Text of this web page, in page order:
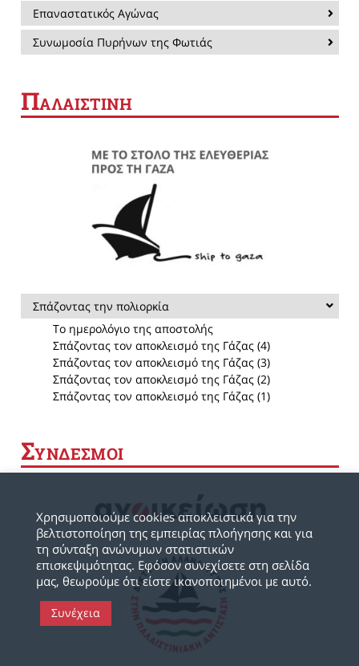
Επαναστατικός Αγώνας
Συνωμοσία Πυρήνων της Φωτιάς
ΠΑΛΑΙΣΤΙΝΗ
Σπάζοντας την πολιορκία
Το ημερολόγιο της αποστολής
Σπάζοντας τον αποκλεισμό της Γάζας (4)
Σπάζοντας τον αποκλεισμό της Γάζας (3)
Σπάζοντας τον αποκλεισμό της Γάζας (2)
Σπάζοντας τον αποκλεισμό της Γάζας (1)
ΣΥΝΔΕΣΜΟΙ
Χρησιμοποιούμε cookies αποκλειστικά για την
βελτιστοποίηση της εμπειρίας πλοήγησης και για
τη σύνταξη ανώνυμων στατιστικών
επισκεψιμότητας. Εφόσον συνεχίσετε στη σελίδα
μας, θεωρούμε ότι είστε ικανοποιημένοι με αυτό.
Συνέχεια